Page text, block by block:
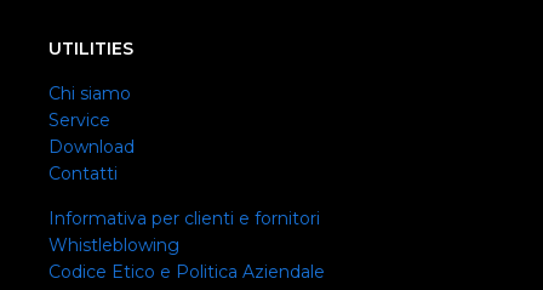
UTILITIES
Chi siamo
Service
Download
Contatti
Informativa per clienti e fornitori
Whistleblowing
Codice Etico e Politica Aziendale